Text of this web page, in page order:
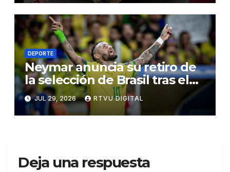
DEPORTE
Neymar anuncia su retiro de
la selección de Brasil tras el
Mundial 2026
JUL 29, 2026 RTVU DIGITAL
Deja una respuesta